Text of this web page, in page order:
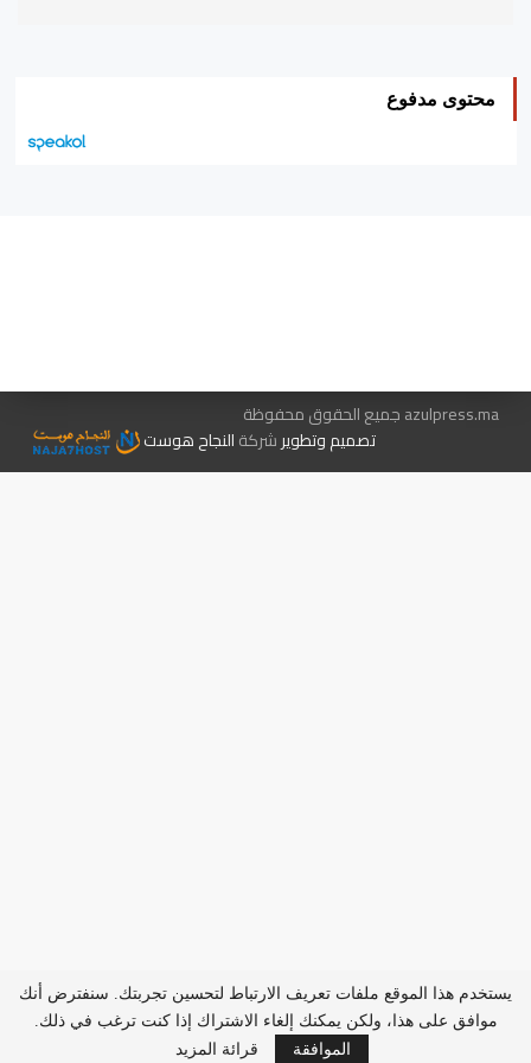
محتوى مدفوع
azulpress.ma جميع الحقوق محفوظة
تصميم وتطويرشركةالنجاح هوست
يستخدم هذا الموقع ملفات تعريف الارتباط لتحسين تجربتك. سنفترض أنك
موافق على هذا، ولكن يمكنك إلغاء الاشتراك إذا كنت ترغب في ذلك.
الموافقة
قرائة المزيد